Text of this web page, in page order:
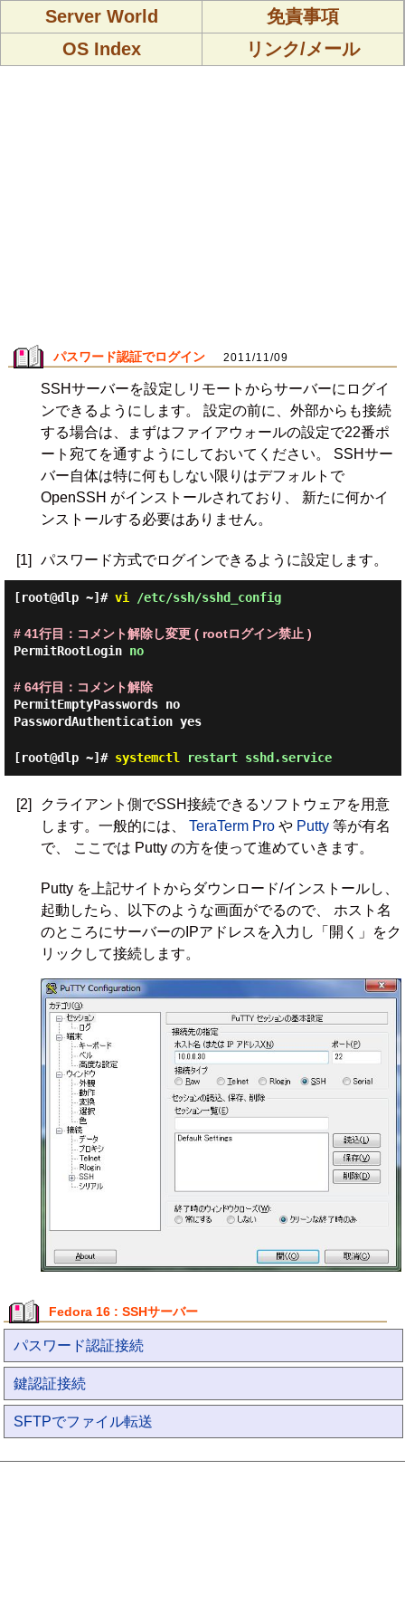
Server World
免責事項
OS Index
リンク/メール
パスワード認証でログイン 2011/11/09
SSHサーバーを設定しリモートからサーバーにログイ
ンできるようにします。 設定の前に、外部からも接続
する場合は、まずはファイアウォールの設定で22番ポ
ート宛てを通すようにしておいてください。 SSHサー
バー自体は特に何もしない限りはデフォルトで
OpenSSH がインストールされており、 新たに何かイ
ンストールする必要はありません。
[1] パスワード方式でログインできるように設定します。
[root@dlp ~]# vi /etc/ssh/sshd_config
# 41行目：コメント解除し変更 ( rootログイン禁止 )
PermitRootLogin no
# 64行目：コメント解除
PermitEmptyPasswords no
PasswordAuthentication yes
[root@dlp ~]# systemctl restart sshd.service
[2]
クライアント側でSSH接続できるソフトウェアを用意
します。一般的には、 TeraTerm Proや Putty等が有名
で、 ここでは Putty の方を使って進めていきます。
Putty を上記サイトからダウンロード/インストールし、
起動したら、以下のような画面がでるので、 ホスト名
のところにサーバーのIPアドレスを入力し「開く」をク
リックして接続します。
Fedora 16 : SSHサーバー
パスワード認証接続
鍵認証接続
SFTPでファイル転送